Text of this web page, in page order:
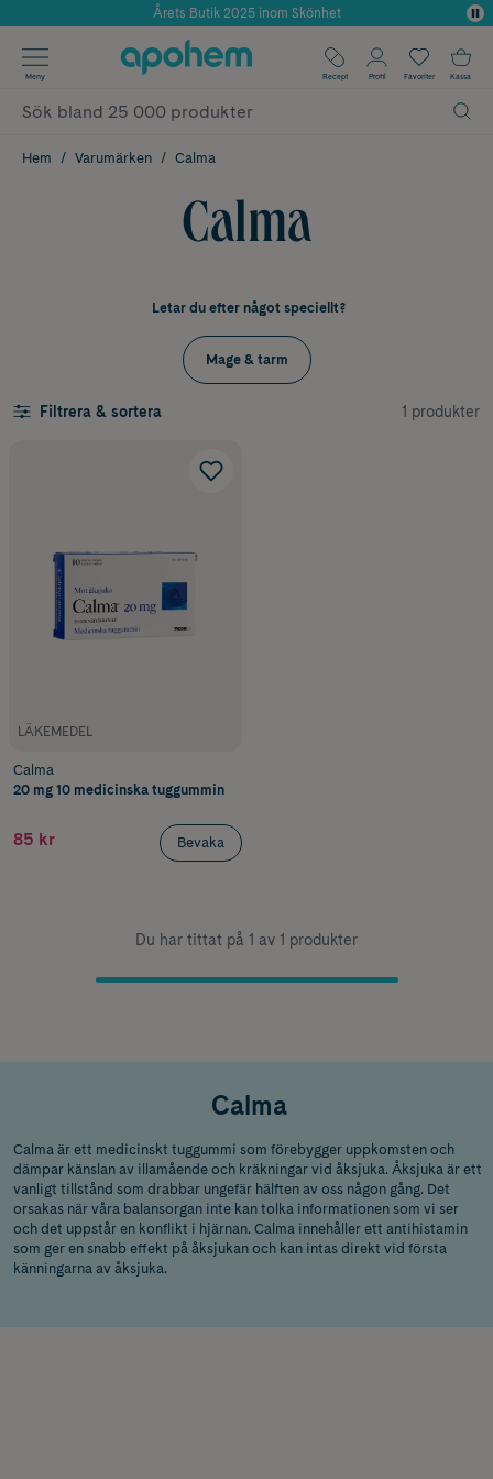
Använd kod: SOMMAR20 för 20% över 649kr
✓ Fri frakt
✓ Poäng på alla köp*
Meny Recept Profil Favoriter Kassa
Hem Varumärken Calma
Calma
Letar du efter något speciellt?
Mage & tarm
Filtrera & sortera 1 produkter
LÄKEMEDEL
Calma
20 mg 10 medicinska tuggummin
85 kr Bevaka
Du har tittat på 1 av 1 produkter
Calma
Calma är ett medicinskt tuggummi som förebygger uppkomsten och
dämpar känslan av illamående och kräkningar vid åksjuka. Åksjuka är ett
vanligt tillstånd som drabbar ungefär hälften av oss någon gång. Det
orsakas när våra balansorgan inte kan tolka informationen som vi ser
och det uppstår en konflikt i hjärnan. Calma innehåller ett antihistamin
som ger en snabb effekt på åksjukan och kan intas direkt vid första
känningarna av åksjuka.